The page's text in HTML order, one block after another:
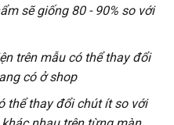
sẽ giống 80 - 90% so với
trên mẫu có thể thay đổi
có ở shop
thể thay đổi chút ít so với